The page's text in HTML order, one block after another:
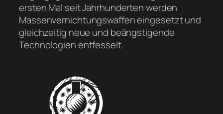
ersten Mal seit Jahrhunderten werden
Massenvernichtungswaffen eingesetzt und
gleichzeitig neue und beängstigende
Technologien entfesselt.